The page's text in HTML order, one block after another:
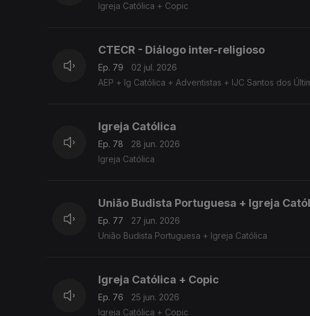
Igreja Católica + Copic
CTECR - Diálogo inter-religioso
Ep. 79
02 jul. 2026
AEP + Ig Católica + Adventistas + IJC Santos dos
Igreja Católica
Ep. 78
28 jun. 2026
Igreja Católica
União Budista Portuguesa + Igreja
Ep. 77
27 jun. 2026
União Budista Portuguesa + Igreja Católica
Igreja Católica + Copic
Ep. 76
25 jun. 2026
Igreja Católica + Copic